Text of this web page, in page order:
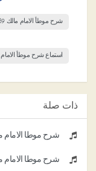
شرح موطأ الامام مالك 089 mp3
استماع شرح موطأ الامام
ذات صلة
شرح موطأ الامام
شرح موطأ الامام